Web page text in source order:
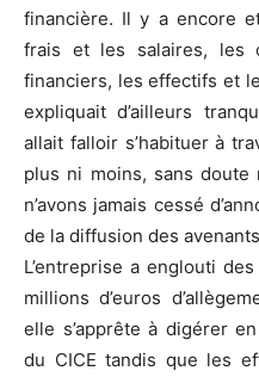
financière. Il y a encore
frais et les salaires, les
financiers, les effectifs et
expliquait d’ailleurs
allait falloir s’habituer à
plus ni moins, sans doute
n’avons jamais cessé
de la diffusion des
L’entreprise a englouti
millions d’euros
elle s’apprête à digérer
du CICE tandis que les